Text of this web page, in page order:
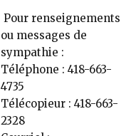
Pour renseignements
ou messages de
sympathie :
Téléphone : 418-663-
4735
Télécopieur : 418-663-
2328